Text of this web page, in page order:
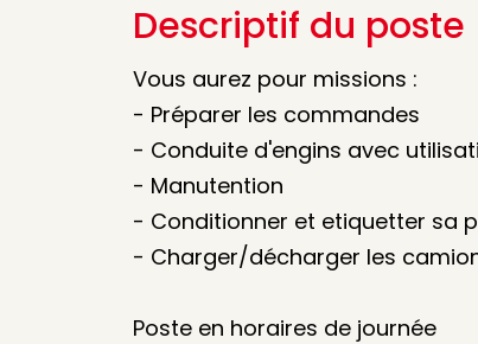
Descriptif du poste
Vous aurez pour missions :
- Préparer les commandes
- Conduite d'engins avec
- Manutention
- Conditionner et etiquetter sa
- Charger/décharger les
Poste en horaires de journée